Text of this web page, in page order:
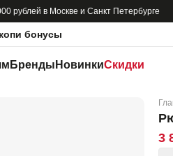
рублей в Москве и Санкт Петербурге
бонусы
Бренды НовинкиСкидки
3